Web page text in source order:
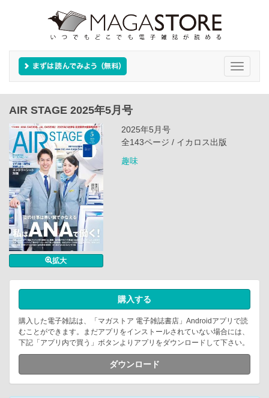
Toggle
AIR STAGE 2025年5月号
拡大
2025年5月号
全143ページ / イカロス出版
趣味
購入する
購入した電子雑誌は、「マガストア 電子雑誌書店」Androidアプリで読
むことができます。まだアプリをインストールされていない場合には、
下記「アプリ内で買う」ボタンよりアプリをダウンロードして下さい。
ダウンロード